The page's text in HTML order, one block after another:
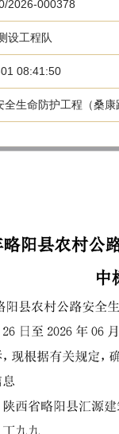
2026-000378
设工程队
08:41:50
生命防护工程（桑